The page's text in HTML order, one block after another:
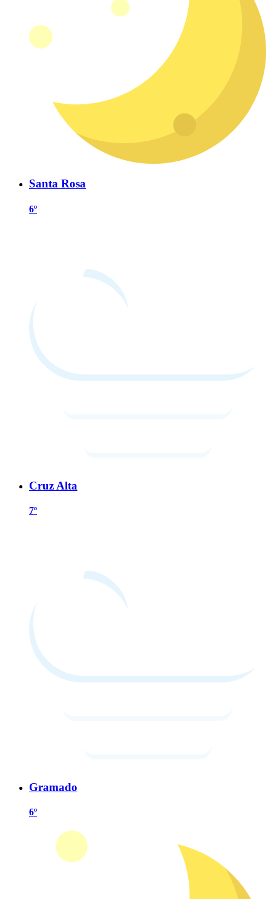
Santa Rosa
6º
Cruz Alta
7º
Gramado
6º